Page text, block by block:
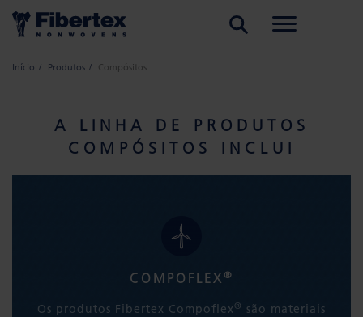
Início Produtos Compósitos
A LINHA DE PRODUTOS
COMPÓSITOS INCLUI
COMPOFLEX ®
Os produtos Fibertex Compoflex ® são materiais